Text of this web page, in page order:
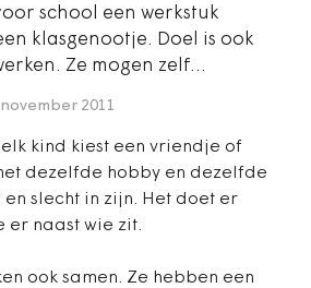
school een werkstuk
klasgenootje. Doel is ook
Ze mogen zelf…
2011
kind kiest een vriendje of
dezelfde hobby en dezelfde
slecht in zijn. Het doet er
er naast wie zit.
ook samen. Ze hebben een